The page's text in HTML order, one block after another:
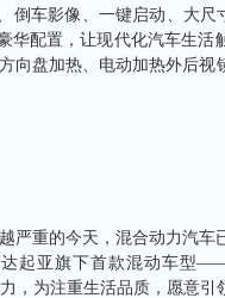
倒车影像、一键启动、大尺
华配置，让现代化汽车生活
向盘加热、电动加热外后视
严重的今天，混合动力汽车
达起亚旗下首款混动车型
，为注重生活品质，愿意引